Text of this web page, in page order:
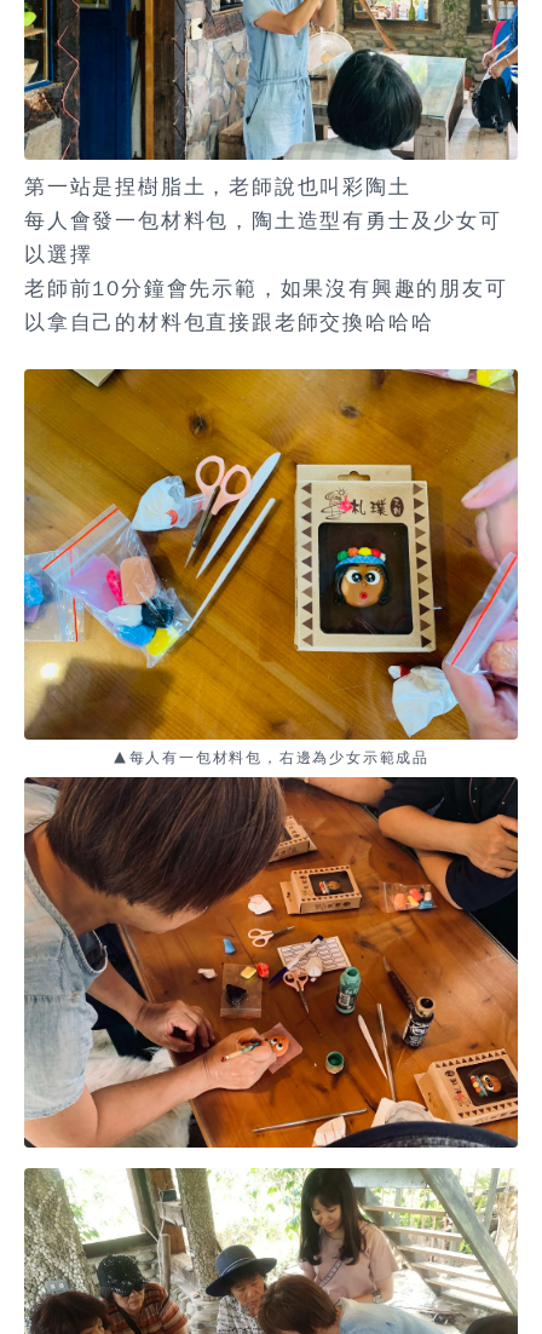
第一站是捏樹脂土，老師說也叫彩陶土
每人會發一包材料包，陶土造型有勇士及少女可
以選擇
老師前10分鐘會先示範，如果沒有興趣的朋友可
以拿自己的材料包直接跟老師交換哈哈哈
▲每人有一包材料包，右邊為少女示範成品